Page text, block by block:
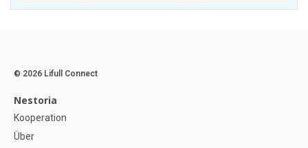
© 2026 Lifull Connect
Nestoria
Kooperation
Über